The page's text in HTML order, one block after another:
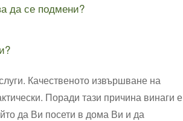
да се подмени?
Качественото извършване на
Поради тази причина винаги е
да Ви посети в дома Ви и да